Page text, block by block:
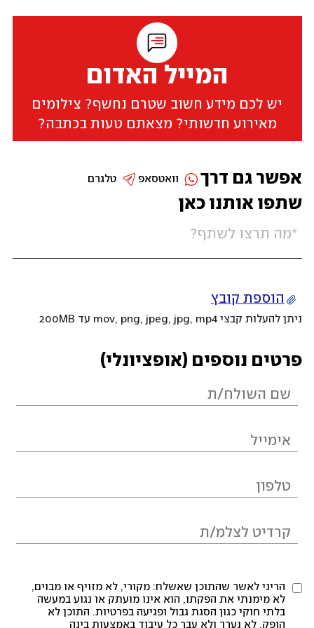
המייל האדום
יש לכם מידע חשוב שטרם נחשף? צילומים
מאירוע חדשותי? מצאתם טעות בכתבה?
שתפו אותנו כאן
הוספת קובץ
ניתן להעלות קבצי mov, png, jpeg, jpg, mp4 עד 200MB
פרטים נוספים (אופציונלי)
הריני לאשר שהתוכן שאשלח: מקורי, לא מזויף או מבוים,
לא מימנתי את הפקתו, הוא אינו מועתק או נגוע במעשה
בלתי חוקי כגון הסגת גבול ופגיעה בפרטיות. התוכן לא
הופק, לא נערך ולא עבר כל עיבוד באמצעות בינה
אפשר גם דרך טלגרם וואטסאפ